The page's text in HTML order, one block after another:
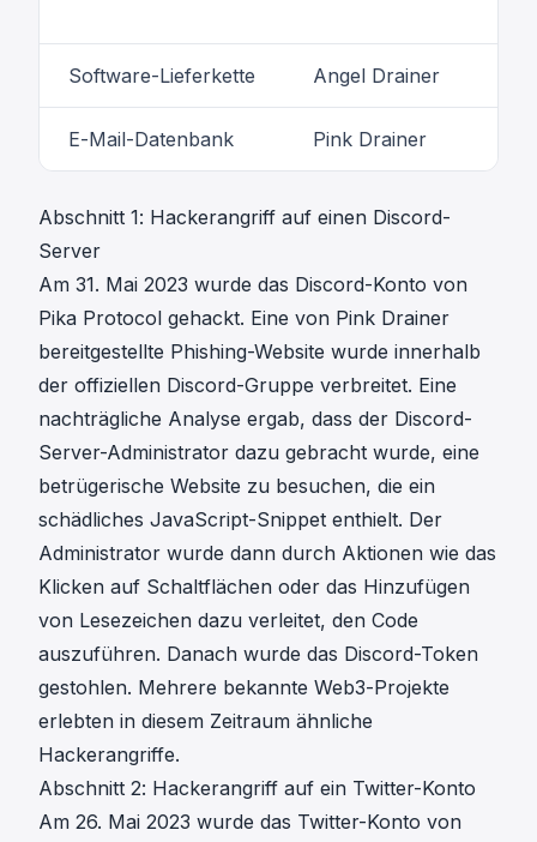
Software-Lieferkette Angel Drainer
E-Mail-Datenbank Pink Drainer
Abschnitt 1: Hackerangriff auf einen Discord-
Server
Am 31. Mai 2023 wurde das Discord-Konto von
Pika Protocol gehackt. Eine von Pink Drainer
bereitgestellte Phishing-Website wurde innerhalb
der offiziellen Discord-Gruppe verbreitet. Eine
nachträgliche Analyse ergab, dass der Discord-
Server-Administrator dazu gebracht wurde, eine
betrügerische Website zu besuchen, die ein
schädliches JavaScript-Snippet enthielt. Der
Administrator wurde dann durch Aktionen wie das
Klicken auf Schaltflächen oder das Hinzufügen
von Lesezeichen dazu verleitet, den Code
auszuführen. Danach wurde das Discord-Token
gestohlen. Mehrere bekannte Web3-Projekte
erlebten in diesem Zeitraum ähnliche
Hackerangriffe.
Abschnitt 2: Hackerangriff auf ein Twitter-Konto
Am 26. Mai 2023 wurde das Twitter-Konto von